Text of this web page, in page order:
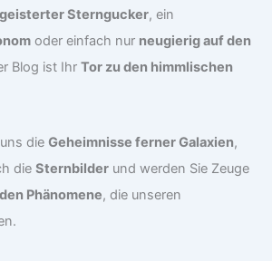
Sterngucker, ein
oder einfach nur neugierig auf den
Blog ist IhrTor zu den himmlischen
dieGeheimnisse ferner Galaxien,
dieSternbilder und werden Sie Zeuge
Phänomene, die unseren